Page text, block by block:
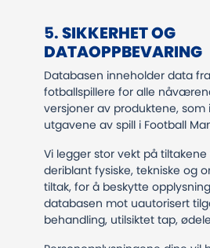
​​​​​​​5.SIKKERHET OG
DATAOPPBEVARING
Databasen inneholder data
fotballspillere for alle
versjoner av produktene, som
utgavene av spill i Football
Vi legger stor vekt på
deriblant fysiske, tekniske og
tiltak, for å beskytte
databasen mot uautorisert
behandling, utilsiktet tap,